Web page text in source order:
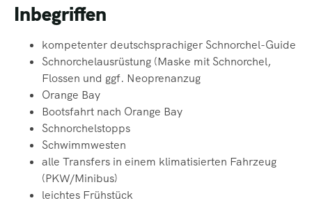
Inbegriffen
kompetenter deutschsprachiger Schnorchel-Guide
Schnorchelausrüstung (Maske mit Schnorchel,
Flossen und ggf. Neoprenanzug
Orange Bay
Bootsfahrt nach Orange Bay
Schnorchelstopps
Schwimmwesten
alle Transfers in einem klimatisierten Fahrzeug
(PKW/Minibus)
leichtes Frühstück